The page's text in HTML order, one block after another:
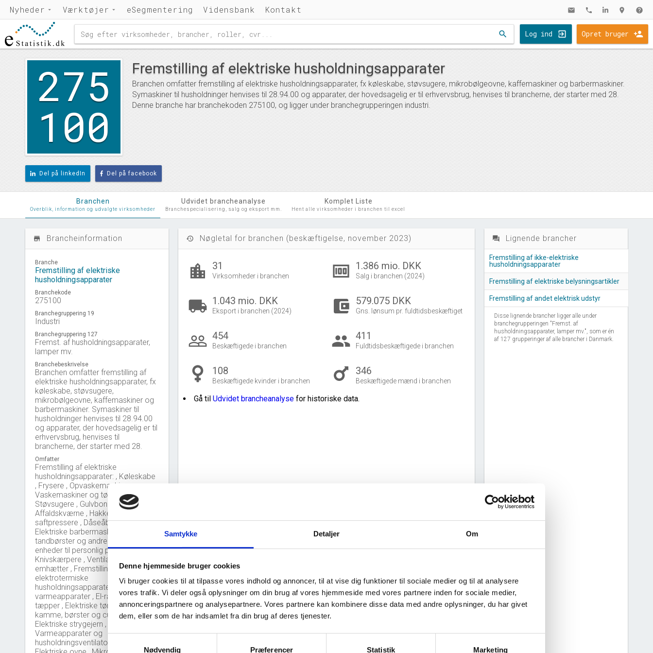
Samtykke Detaljer Om
Denne hjemmeside bruger cookies
Vi bruger cookies til at tilpasse vores indhold og annoncer, til at vise dig funktioner til sociale medier og til at analysere
vores trafik. Vi deler også oplysninger om din brug af vores hjemmeside med vores partnere inden for sociale medier,
annonceringspartnere og analysepartnere. Vores partnere kan kombinere disse data med andre oplysninger, du har givet
dem, eller som de har indsamlet fra din brug af deres tjenester.
Nødvendig
Præferencer Statistik Marketing
Nyheder Værktøjer eSegmentering Vidensbank Kontakt mail phone location_on help
search Log ind Opret bruger
275
100
Fremstilling af elektriske husholdningsapparater
Branchen omfatter fremstilling af elektriske husholdningsapparater, fx køleskabe, støvsugere, mikrobølgeovne, kaffemaskiner og barbermaskiner.
Symaskiner til husholdninger henvises til 28.94.00 og apparater, der hovedsagelig er til erhvervsbrug, henvises til brancherne, der starter med 28.
Denne branche har branchekoden 275100, og ligger under branchegrupperingen industri.
Del på linkedIn Del på facebook
Branchen
Overblik, information og udvalgte virksomheder
Udvidet brancheanalyse
Branchespecialisering, salg og eksport mm.
Komplet Liste
Hent alle virksomheder i branchen til excel
store_mall_directory Brancheinformation
Branche
Fremstilling af elektriske
husholdningsapparater
Branchekode
275100
Branchegruppering 19
Industri
Branchegruppering 127
Fremst. af husholdningsapparater,
lamper mv.
Branchebeskrivelse
Branchen omfatter fremstilling af
elektriske husholdningsapparater, fx
køleskabe, støvsugere,
mikrobølgeovne, kaffemaskiner og
barbermaskiner. Symaskiner til
husholdninger henvises til 28.94.00
og apparater, der hovedsagelig er til
erhvervsbrug, henvises til
brancherne, der starter med 28.
Omfatter
Fremstilling af elektriske
husholdningsapparater: , Køleskabe
, Frysere , Opvaskemaskiner ,
Vaskemaskiner og tørretumblere ,
Støvsugere , Gulvbonemaskiner ,
Affaldskværne , Hakkere, blendere,
saftpressere , Dåseåbnere ,
Elektriske barbermaskiner, elektriske
tandbørster og andre elektriske
enheder til personlig pleje ,
Knivskærpere , Ventilatorer og
emhætter , Fremstilling af
elektrotermiske
husholdningsapparater: , Elektriske
varmeapparater , El-radiatorer , El-
tæpper , Elektriske tørreapparater,
kamme, børster og curlere ,
Elektriske strygejern ,
Varmeapparater og
husholdningsventilatorer, bærbare ,
history Nøgletal for branchen (beskæftigelse, november 2023)
location_city 31
Virksomheder i branchen money 1.386 mio. DKK
Salg i branchen (2024)
local_shipping 1.043 mio. DKK
Eksport i branchen (2024) account_balance_wallet 579.075 DKK
Gns. lønsum pr. fuldtidsbeskæftiget
people_outline 454
Beskæftigede i branchen group 411
Fuldtidsbeskæftigede i branchen
108
Beskæftigede kvinder i branchen
346
Beskæftigede mænd i branchen
Gå tilUdvidet brancheanalysefor historiske data.
question_answer Lignende brancher
Fremstilling af ikke-elektriske
husholdningsapparater
Fremstilling af elektriske belysningsartikler
Fremstilling af andet elektrisk udstyr
Disse lignende brancher ligger alle under
branchegrupperingen "Fremst. af
husholdningsapparater, lamper mv.", som er én
af 127 grupperinger af alle brancher i Danmark.